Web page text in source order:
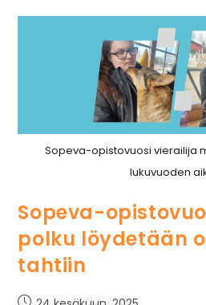
Sopeva-opistovuosi vierailija
lukuvuoden
Sopeva-
polku löydetään
tahtiin